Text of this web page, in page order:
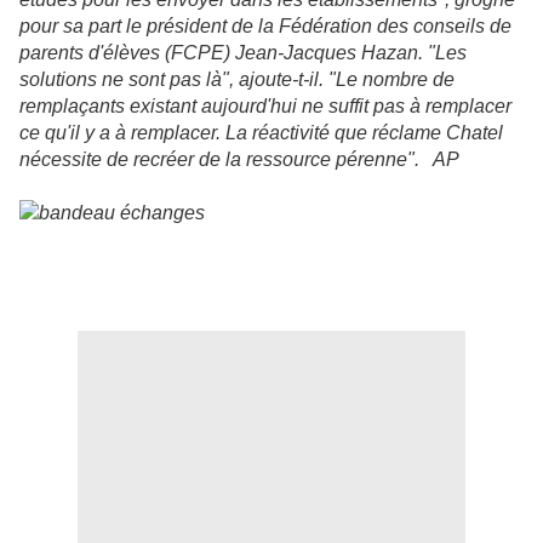
pour sa part le président de la Fédération des conseils de
parents d'élèves (FCPE) Jean-Jacques Hazan. "Les
solutions ne sont pas là", ajoute-t-il. "Le nombre de
remplaçants existant aujourd'hui ne suffit pas à remplacer
ce qu'il y a à remplacer. La réactivité que réclame Chatel
nécessite de recréer de la ressource pérenne". AP